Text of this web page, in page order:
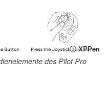
ⓘ XPPen
des Pilot Pro